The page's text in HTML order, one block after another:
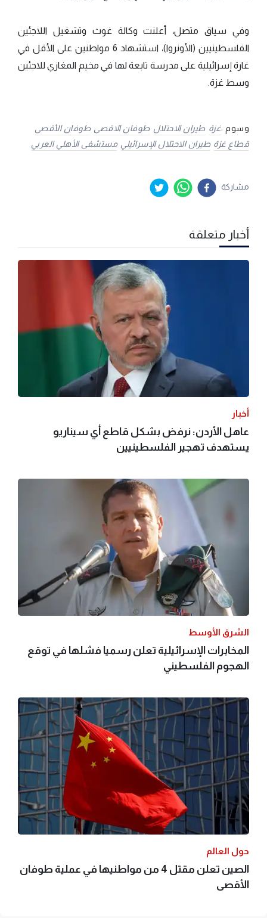
وفي سياق متصل، أعلنت وكالة غوث وتشغيل اللاجئين
الفلسطينيين (الأونروا)، استشهاد 6 مواطنين على الأقل في
غارة إسرائيلية على مدرسة تابعة لها في مخيم المغازي للاجئين
وسط غزة.
وسوم :غزة طيران الاحتلال طوفان الاقصى طوفان الأقصى
قطاع غزة طيران الاحتلال الإسرائيلي مستشفى الأهلي العربي
مشاركة
أخبار متعلقة
أخبار
عاهل الأردن: نرفض بشكل قاطع أي سيناريو
يستهدف تهجير الفلسطينيين
الشرق الأوسط
المخابرات الإسرائيلية تعلن رسميا فشلها في توقع
الهجوم الفلسطيني
حول العالم
الصين تعلن مقتل 4 من مواطنيها في عملية طوفان
الأقصى